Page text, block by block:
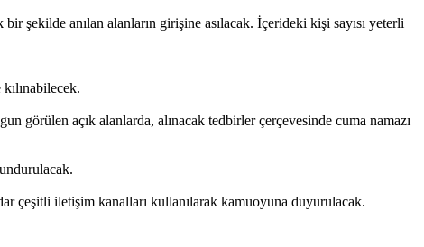
şekilde anılan alanların girişine asılacak. İçerideki kişi sayısı yeterli
görülen açık alanlarda, alınacak tedbirler çerçevesinde cuma namazı
çeşitli iletişim kanalları kullanılarak kamuoyuna duyurulacak.